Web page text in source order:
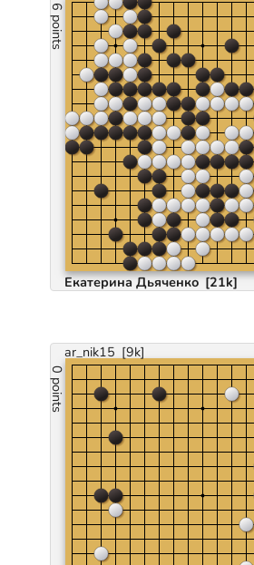
6 points
Екатерина Дьяченко [21k]
ar_nik15 [9k]
0 points